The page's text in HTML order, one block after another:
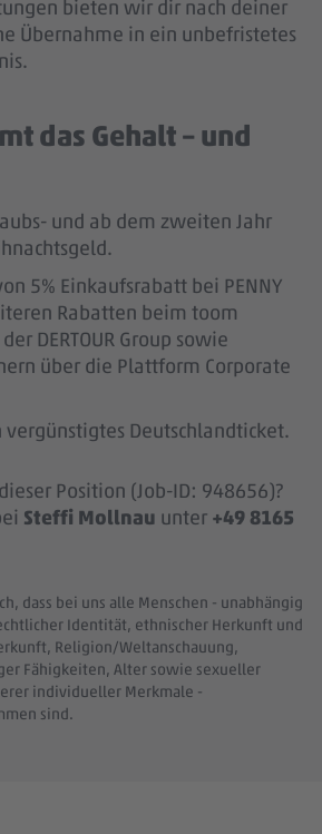
bieten wir dir nach deiner
Übernahme in ein unbefristetes
das Gehalt – und
und ab dem zweiten Jahr
5% Einkaufsrabatt bei PENNY
Rabatten beim toom
DERTOUR Group sowie
über die Plattform Corporate
vergünstigtes Deutschlandticket.
Position (Job-ID: 948656)?
Steffi Mollnau unter +49 8165
dass bei uns alle Menschen - unabhängig
Identität, ethnischer Herkunft und
Religion/Weltanschauung,
Fähigkeiten, Alter sowie sexueller
individueller Merkmale -
sind.